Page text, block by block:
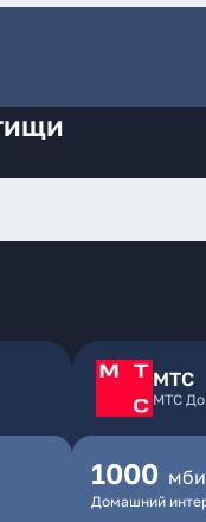
МТС
МТС
1000
Домашний